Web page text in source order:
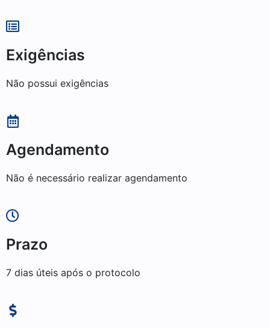
Exigências
Não possui exigências
Agendamento
Não é necessário realizar agendamento
Prazo
7 dias úteis após o protocolo